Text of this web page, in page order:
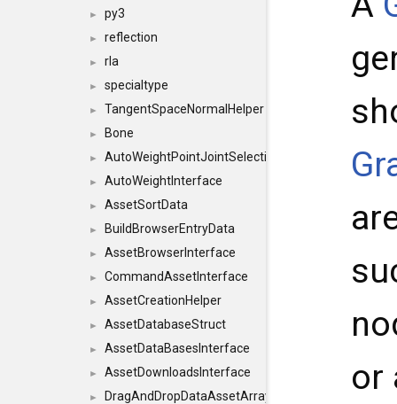
► py3
► reflection
► rla
► specialtype
► TangentSpaceNormalHelper
► Bone
► AutoWeightPointJointSelections
► AutoWeightInterface
► AssetSortData
► BuildBrowserEntryData
► AssetBrowserInterface
► CommandAssetInterface
► AssetCreationHelper
► AssetDatabaseStruct
► AssetDataBasesInterface
► AssetDownloadsInterface
► DragAndDropDataAssetArray
or